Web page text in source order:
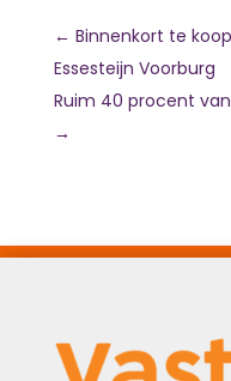
← Binnenkort te
Essesteijn Voorburg
Ruim 40 procent
→